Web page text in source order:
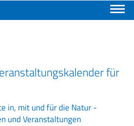
für
in, mit und für die Natur -
und Veranstaltungen